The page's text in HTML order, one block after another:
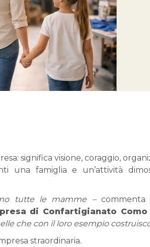
significa visione, coraggio,
una famiglia e un’attività
tutte le mamme –commenta
di Confartigianato Como
che con il loro esempio
straordinaria.